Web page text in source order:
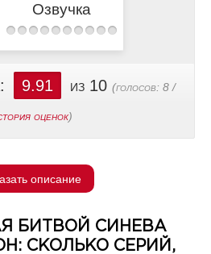
Озвучка
9.91 из 10 (голосов: 8 /
оценок)
описание
БИТВОЙ СИНЕВА
СКОЛЬКО СЕРИЙ,